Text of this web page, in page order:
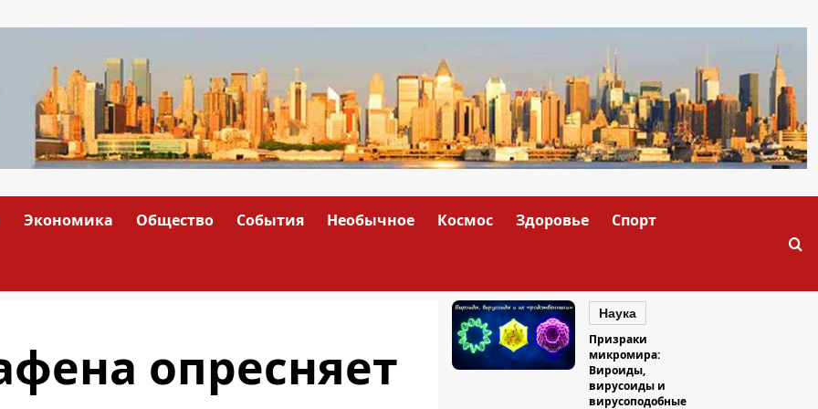
Экономика Общество События Необычное Космос Здоровье Спорт
опресняет
Наука
Призраки
микромира:
Вироиды,
вирусоиды и
вирусоподобные